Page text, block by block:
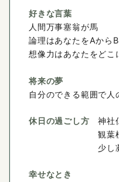
好きな言葉
人間万事塞翁が馬
論理はあなたをAから
想像力はあなたをどこ
将来の夢
自分のできる範囲で
休日の過ごし方
神社
観葉
少し
幸せなとき